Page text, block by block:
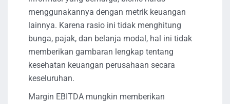
menggunakannya dengan metrik keuangan
lainnya. Karena rasio ini tidak menghitung
bunga, pajak, dan belanja modal, hal ini tidak
memberikan gambaran lengkap tentang
kesehatan keuangan perusahaan secara
keseluruhan.
Margin EBITDA mungkin memberikan